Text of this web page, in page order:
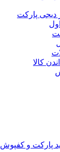
دیجی پارکت
کالا
پارکت و کفپوش